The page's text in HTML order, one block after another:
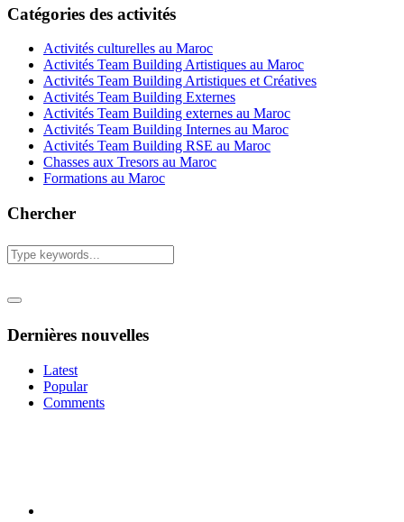
Catégories des activités
Activités culturelles au Maroc
Activités Team Building Artistiques au Maroc
Activités Team Building Artistiques et Créatives
Activités Team Building Externes
Activités Team Building externes au Maroc
Activités Team Building Internes au Maroc
Activités Team Building RSE au Maroc
Chasses aux Tresors au Maroc
Formations au Maroc
Chercher
Dernières nouvelles
Latest
Popular
Comments